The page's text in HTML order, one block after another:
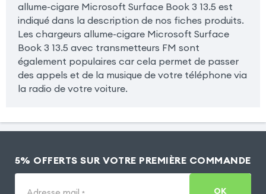
allume-cigare Microsoft Surface Book 3 13.5 est
indiqué dans la description de nos fiches produits.
Les chargeurs allume-cigare Microsoft Surface
Book 3 13.5 avec transmetteurs FM sont
également populaires car cela permet de passer
des appels et de la musique de votre téléphone via
la radio de votre voiture.
5% OFFERTS SUR VOTRE PREMIÈRE COMMANDE
OK